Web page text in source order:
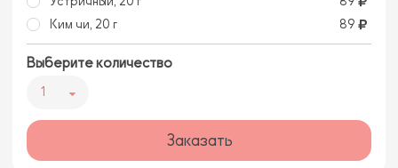
Ким чи, 20 г
89
Выберите количество
1
Заказать